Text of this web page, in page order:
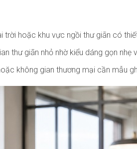
hoặc khu vực ngồi thư giãn có
thư giãn nhỏ nhờ kiểu dáng gọn nhẹ
không gian thương mại cần mẫu